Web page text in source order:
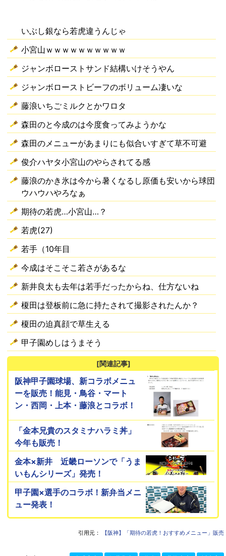
いぶし銀なら若虎違うんじゃ
小宮山ｗｗｗｗｗｗｗｗｗｗ
ジャンボローストサンド結構いけそうやん
ジャンボローストビーフのボリューム凄いな
藤浪いちごミルクとかワロタ
森田のと今成のは今度食ってみようかな
森田のメニューがあまりにも似合いすぎて草不可避
俊介ハヤタ小宮山のやらされてる感
藤浪のかき氷は今から暑くなるし原価も安いから球団
ウハウハやろなぁ
期待の若虎…小宮山…？
若虎(27)
若手（10年目
今成はそこそこ若さがあるな
新井良太も去年は若手だったからね、仕方ないね
榎田は登板前に急に持たされて撮影されたんか？
榎田の迫真顔で草生える
甲子園めしはうまそう
[関連記事]
阪神甲子園球場、新コラボメニュ
ーを販売！能見・鳥谷・マート
ン・西岡・上本・藤浪とコラボ！
「金本兄貴のスタミナハラミ丼」
今年も販売！
金本×新井 近畿ローソンで「うま
いもんシリーズ」発売！
甲子園×選手のコラボ！新弁当メニ
ュー発表！
引用元： 【阪神】「期待の若虎！おすすめメニュー」販売